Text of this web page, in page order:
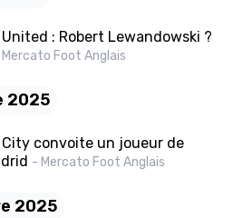
: Robert Lewandowski ?
Foot Anglais
2025
convoite un joueur de
- Mercato Foot Anglais
2025